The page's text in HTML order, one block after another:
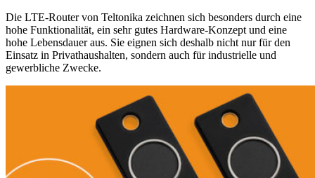
Die LTE-Router von Teltonika zeichnen sich besonders durch eine
hohe Funktionalität, ein sehr gutes Hardware-Konzept und eine
hohe Lebensdauer aus. Sie eignen sich deshalb nicht nur für den
Einsatz in Privathaushalten, sondern auch für industrielle und
gewerbliche Zwecke.